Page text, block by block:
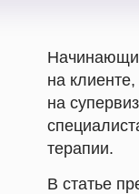
на
на
терапии.
В статье